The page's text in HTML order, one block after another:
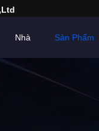
Nhà Sản Phẩm